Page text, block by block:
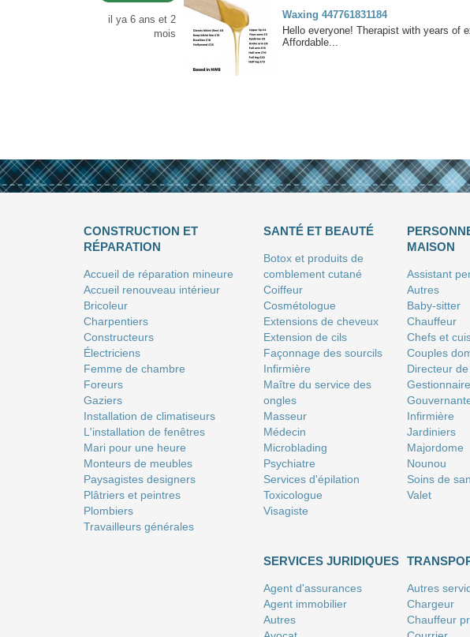
il ya 6 ans et 2
mois
Waxing 447761831184
Hello everyone! Therapist with years of
Affordable...
CONSTRUCTION ET
RÉPARATION
Accueil de réparation mineure
Accueil renouveau intérieur
Bricoleur
Charpentiers
Constructeurs
Électriciens
Femme de chambre
Foreurs
Gaziers
Installation de climatiseurs
L'installation de fenêtres
Mari pour une heure
Monteurs de meubles
Paysagistes designers
Plâtriers et peintres
Plombiers
Travailleurs générales
SANTÉ ET BEAUTÉ
Botox et produits de
comblement cutané
Coiffeur
Сosmétologue
Extensions de cheveux
Extension de cils
Façonnage des sourcils
Infirmière
Maître du service des
ongles
Masseur
Médecin
Microblading
Psychiatre
Services d'épilation
Toxicologue
Visagiste
MAISON
Assistant
Autres
Baby-sitter
Chauffeur
Chefs et
Couples
Directeur
Infirmière
Jardiniers
Majordome
Nounou
Soins de
Valet
SERVICES JURIDIQUES
Agent d'assurances
Agent immobilier
Autres
Autres
Chargeur
Chauffeur